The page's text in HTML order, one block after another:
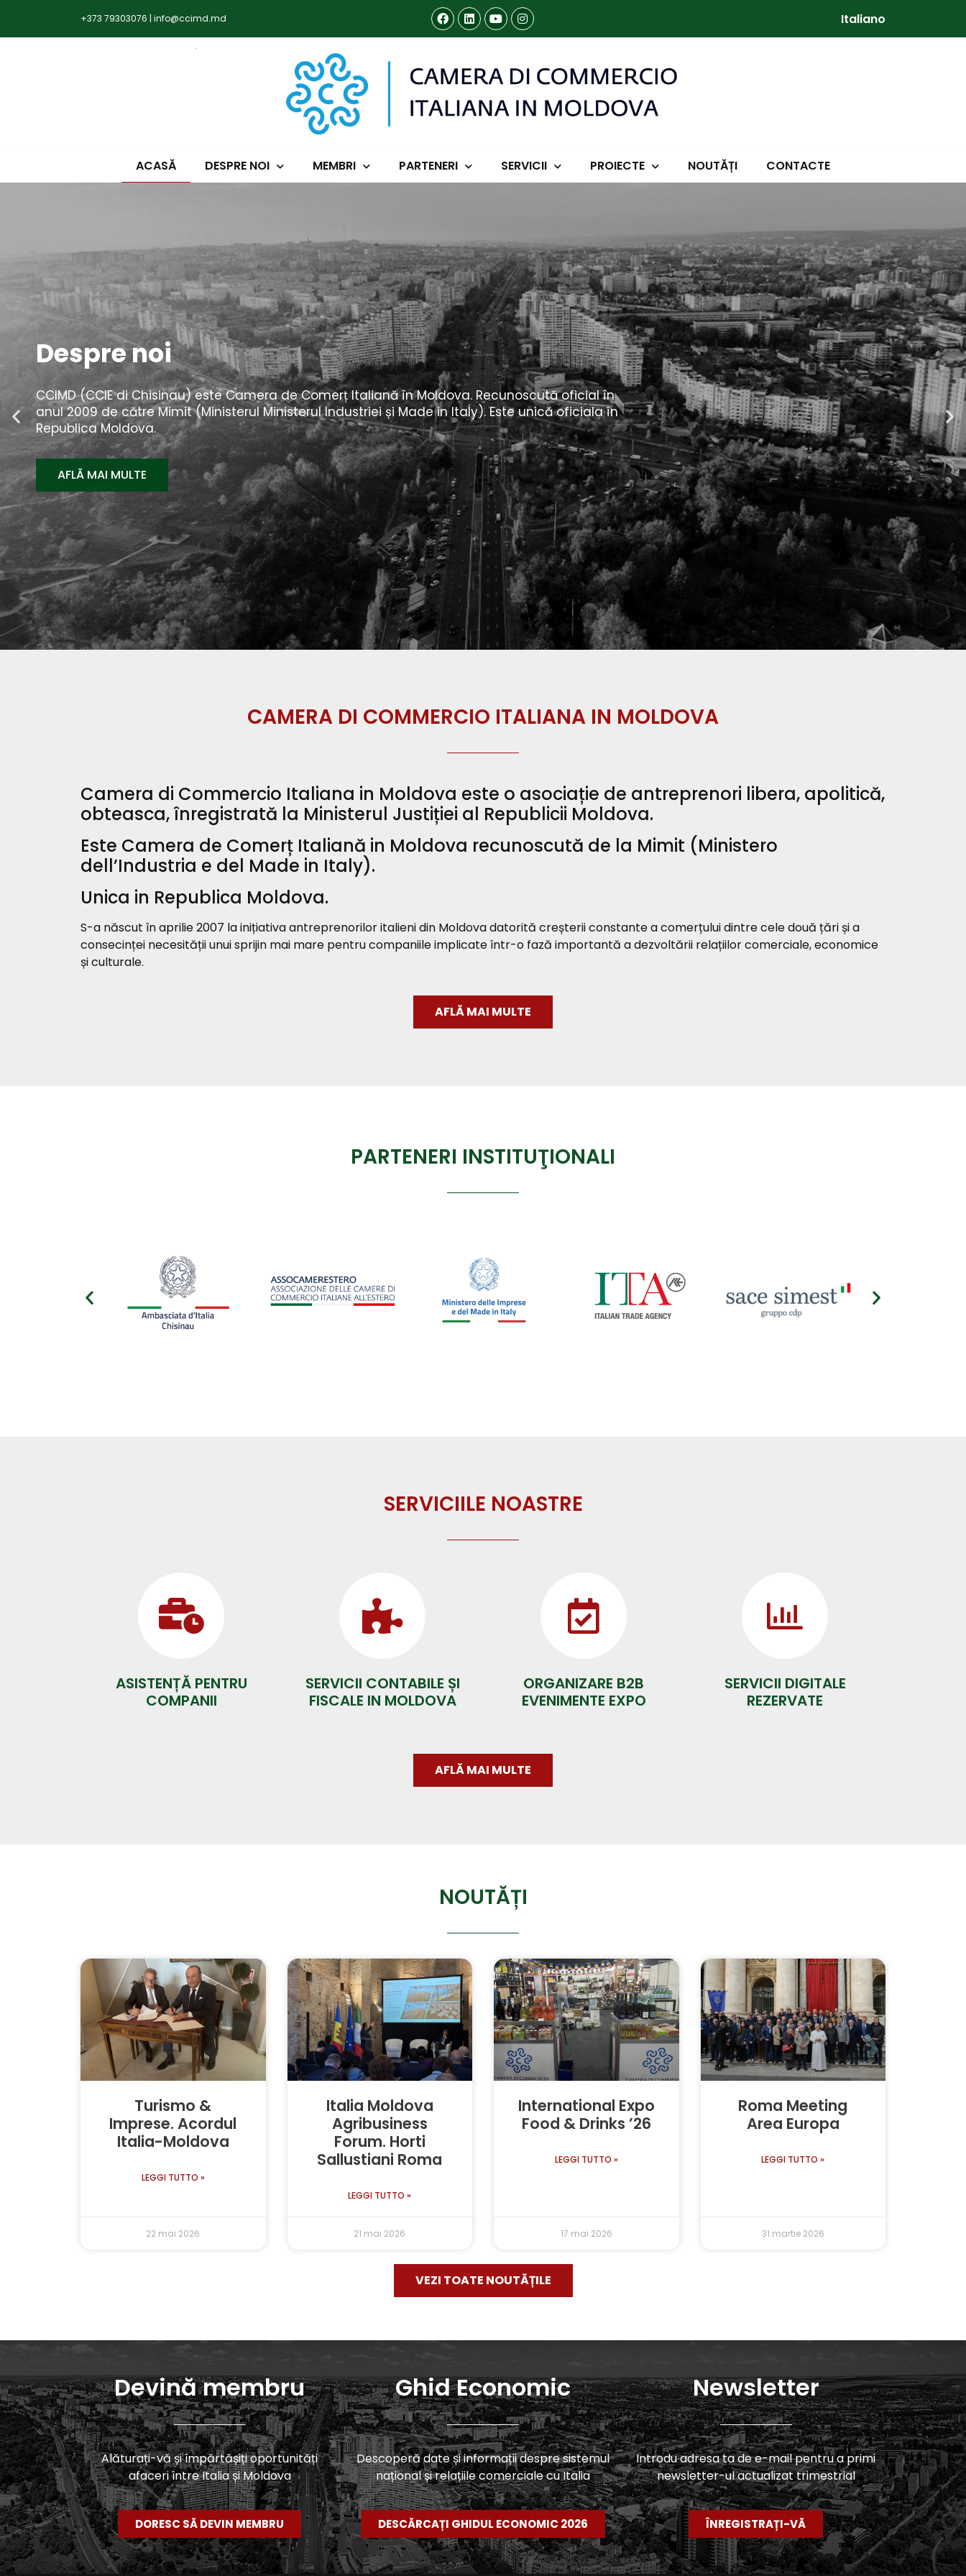
+373 79303076 | info@ccimd.md Italiano
ACASĂ DESPRE NOI MEMBRI PARTENERI SERVICII PROIECTE NOUTĂȚI CONTACTE
De ce în Moldova
Cunoaștem această țară, istoria ei, profilul său socio-cultural, aspectele sale economice și
comerciale. Să descoperim împreună oportunitățile de a face afaceri.
AFLĂ MAI MULTE
CAMERA DI COMMERCIO ITALIANA IN MOLDOVA
Camera di Commercio Italiana in Moldova este o asociație de antreprenori libera, apolitică,
obteasca, înregistrată la Ministerul Justiției al Republicii Moldova.
Este Camera de Comerț Italiană in Moldova recunoscută de la Mimit (Ministero
dell’Industria e del Made in Italy).
Unica in Republica Moldova.
S-a născut în aprilie 2007 la inițiativa antreprenorilor italieni din Moldova datorită creșterii constante a comerțului dintre cele două țări și a
consecinței necesității unui sprijin mai mare pentru companiile implicate într-o fază importantă a dezvoltării relațiilor comerciale, economice
și culturale.
AFLĂ MAI MULTE
PARTENERI INSTITUŢIONALI
SERVICIILE NOASTRE
ASISTENȚĂ PENTRU
COMPANII
SERVICII CONTABILE ȘI
FISCALE IN MOLDOVA
ORGANIZARE B2B
EVENIMENTE EXPO
SERVICII DIGITALE
REZERVATE
AFLĂ MAI MULTE
NOUTĂȚI
Turismo &
Imprese. Acordul
Italia-Moldova
LEGGI TUTTO »
22 mai 2026
Italia Moldova
Agribusiness
Forum. Horti
Sallustiani Roma
LEGGI TUTTO »
21 mai 2026
International Expo
Food & Drinks ’26
LEGGI TUTTO »
17 mai 2026
Roma Meeting
Area Europa
LEGGI TUTTO »
31 martie 2026
VEZI TOATE NOUTĂȚILE
Devină membru
Alăturați-vă și împărtășiți oportunități
afaceri între Italia și Moldova
DORESC SĂ DEVIN MEMBRU
Ghid Economic
Descoperă date și informații despre sistemul
național și relațiile comerciale cu Italia
DESCĂRCAȚI GHIDUL ECONOMIC 2026
Newsletter
Introdu adresa ta de e-mail pentru a primi
newsletter-ul actualizat trimestrial
ÎNREGISTRAȚI-VĂ